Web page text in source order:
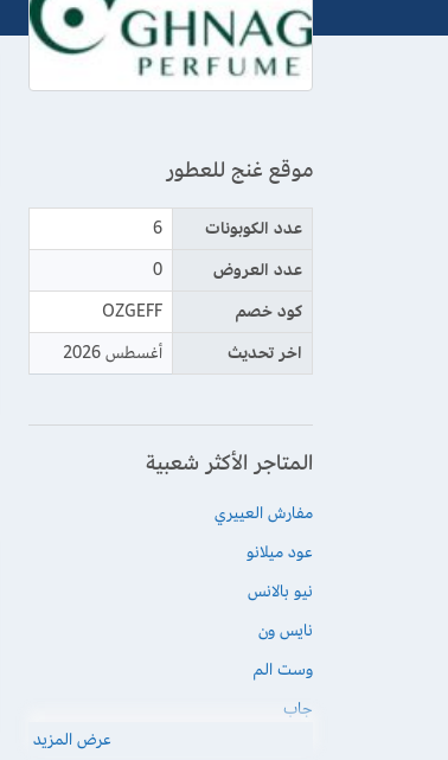
موقع غنج للعطور
عدد الكوبونات
6
عدد العروض
0
كود خصم
OZGEFF
اخر تحديث
أغسطس 2026
المتاجر الأكثر شعبية
مفارش العييري
عود ميلانو
نيو بالانس
نايس ون
وست الم
جاب
عرض المزيد